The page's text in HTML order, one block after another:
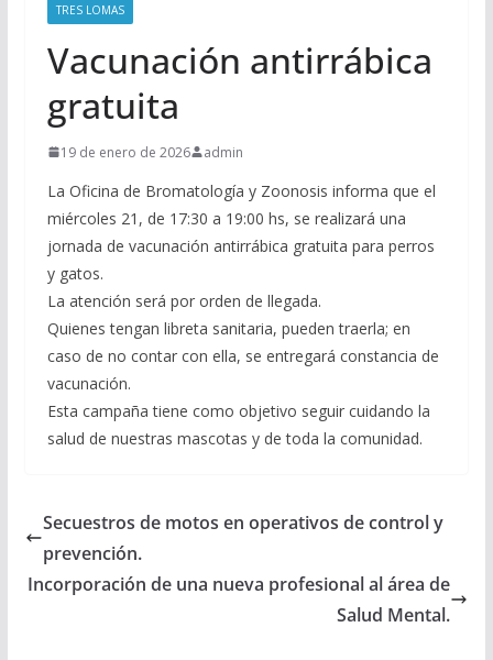
TRES LOMAS
Vacunación antirrábica
gratuita
19 de enero de 2026 admin
La Oficina de Bromatología y Zoonosis informa que el
miércoles 21, de 17:30 a 19:00 hs, se realizará una
jornada de vacunación antirrábica gratuita para perros
y gatos.
La atención será por orden de llegada.
Quienes tengan libreta sanitaria, pueden traerla; en
caso de no contar con ella, se entregará constancia de
vacunación.
Esta campaña tiene como objetivo seguir cuidando la
salud de nuestras mascotas y de toda la comunidad.
Secuestros de motos en operativos de control y
prevención.
Incorporación de una nueva profesional al área de
Salud Mental.